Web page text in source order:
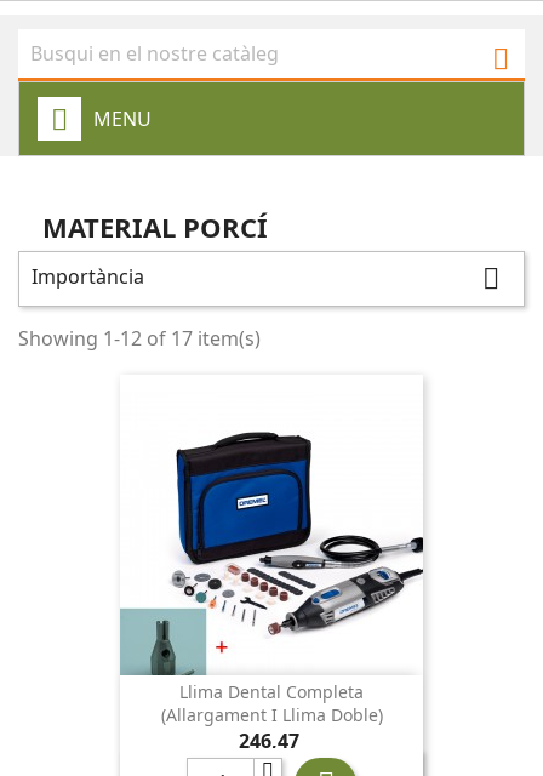

MENU
MATERIAL PORCÍ
Importància 
Showing 1-12 of 17 item(s)
Llima Dental Completa
(allargament I Llima Doble)
Preu
246,47